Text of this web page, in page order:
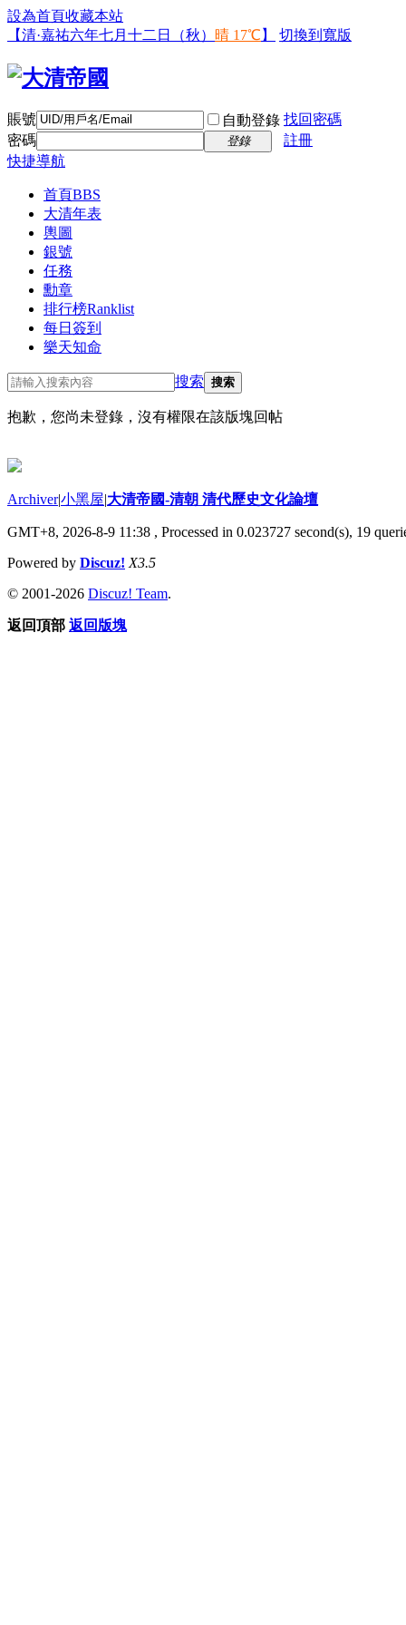
設為首頁收藏本站
【清·嘉祐六年七月十二日（秋） 晴 17℃ 】 切換到寬版
賬號 自動登錄 找回密碼
密碼
登錄
註冊
快捷導航
首頁BBS
大清年表
輿圖
銀號
任務
勳章
排行榜Ranklist
每日簽到
樂天知命
搜索 搜索
抱歉，您尚未登錄，沒有權限在該版塊回帖
Archiver|小黑屋|大清帝國-清朝 清代歷史文化論壇
GMT+8, 2026-8-9 11:38 , Processed in 0.023727 second(s), 19
Powered by Discuz! X3.5
© 2001-2026 Discuz! Team.
返回頂部 返回版塊